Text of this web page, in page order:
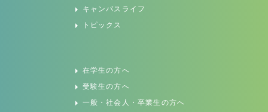
キャンパスライフ
トピックス
在学生の方へ
受験生の方へ
一般・社会人・卒業生の方へ